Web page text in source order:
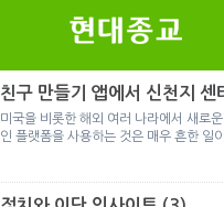
친구 만들기 앱에서 신천지 센
경험한 9개월 포섭의 전 과정
미국을 비롯한 해외 여러 나라에서 새로
인 플랫폼을 사용하는 것은 매우 흔한 일